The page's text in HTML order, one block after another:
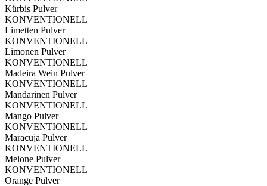
Kürbis Pulver
KONVENTIONELL
Limetten Pulver
KONVENTIONELL
Limonen Pulver
KONVENTIONELL
Madeira Wein Pulver
KONVENTIONELL
Mandarinen Pulver
KONVENTIONELL
Mango Pulver
KONVENTIONELL
Maracuja Pulver
KONVENTIONELL
Melone Pulver
KONVENTIONELL
Orange Pulver